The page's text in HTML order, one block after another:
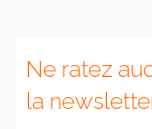
Ne ratez
la